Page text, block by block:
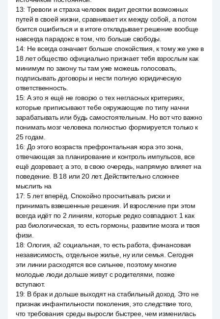
13: Тревоги и страха человек видит десятки возможных
путей в своей жизни, сравнивает их между собой, а потом
боится ошибиться и в итоге откладывает решение вообще
навсегда парадокс в том, что больше свободы.
14: Не всегда означает больше спокойствия, к тому же уже в
18 лет общество официально признает тебя взрослым как
минимум по закону ты там уже можешь голосовать,
подписывать договоры и нести полную юридическую
ответственность.
15: А это я ещё не говорю о тех негласных критериях,
которые приписывают тебе окружающие по типу начни
зарабатывать или будь самостоятельным. Но вот что важно
понимать мозг человека полностью формируется только к
25 годам.
16: До этого возраста префронтальная кора это зона,
отвечающая за планирование и контроль импульсов, все
ещё дозревает, а это, в свою очередь, напрямую влияет на
поведение. В 18 или 20 лет. Действительно сложнее
мыслить на
17: 5 лет вперёд. Спокойно просчитывать риски и
принимать взвешенные решения. И взросление при этом
всегда идёт по 2 линиям, которые редко совпадают. 1 как
раз биологическая, то есть гормоны, развитие мозга и твоя
физи.
18: Ология, a2 социальная, то есть работа, финансовая
независимость, отдельное жилье, ну или семья. Сегодня
эти линии расходятся все сильнее, поэтому многие
молодые люди дольше живут с родителями, позже
вступают.
19: В брак и дольше выходят на стабильный доход. Это не
признак инфантильности поколения, это следствие того,
что требования среды выросли быстрее, чем изменилась